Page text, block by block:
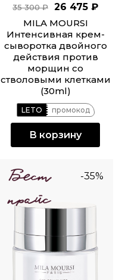
35 300 ₽
26 475 ₽
MILA MOURSI
Интенсивная крем-
сыворотка двойного
действия против
морщин со
стволовыми клетками
(30ml)
LETO промокод
В корзину
-35%